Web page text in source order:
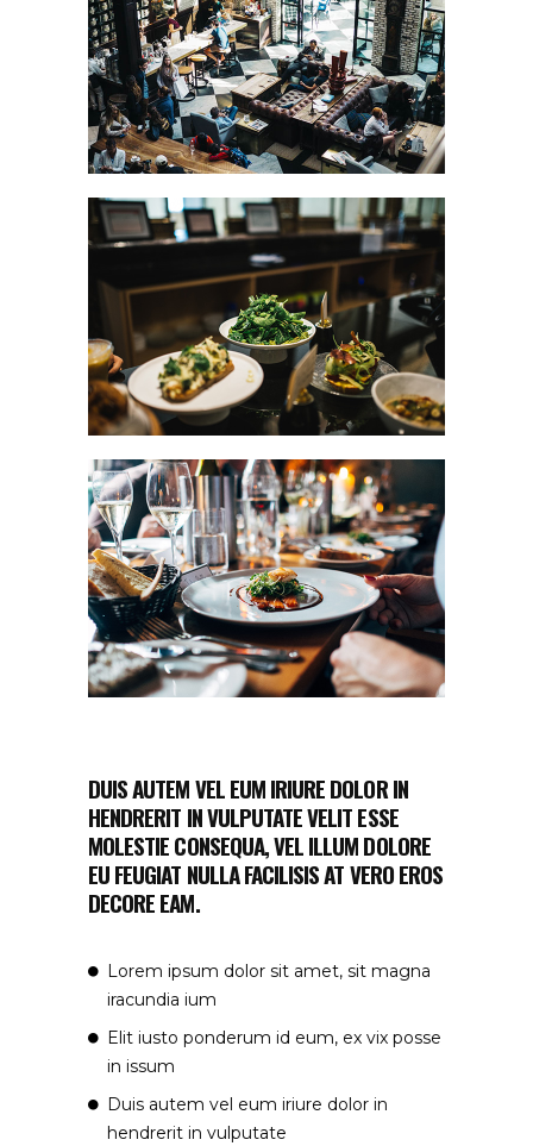
DUIS AUTEM VEL EUM IRIURE DOLOR IN
HENDRERIT IN VULPUTATE VELIT ESSE
MOLESTIE CONSEQUA, VEL ILLUM DOLORE
EU FEUGIAT NULLA FACILISIS AT VERO EROS
DECORE EAM.
Lorem ipsum dolor sit amet, sit magna
iracundia ium
Elit iusto ponderum id eum, ex vix posse
in issum
Duis autem vel eum iriure dolor in
hendrerit in vulputate